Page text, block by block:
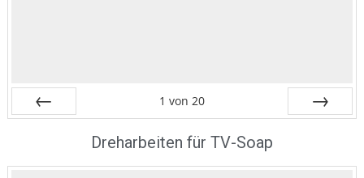
1 von 20
Dreharbeiten für TV-Soap